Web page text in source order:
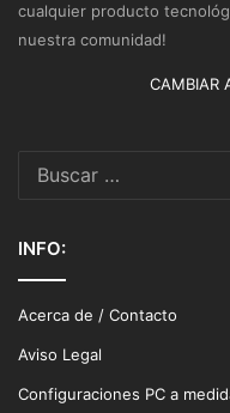
cualquier producto
nuestra comunidad!
CAMBIAR
INFO:
Acerca de / Contacto
Aviso Legal
Configuraciones PC a